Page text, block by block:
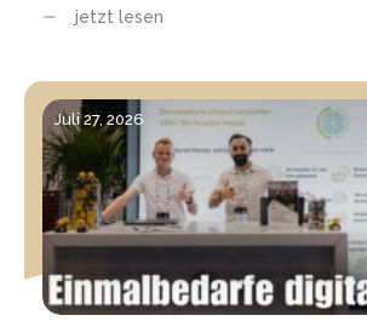
jetzt lesen
Juli 27, 2026